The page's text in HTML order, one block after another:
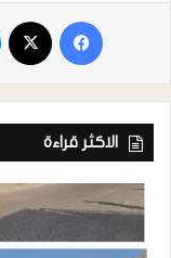
الاكثر قراءة